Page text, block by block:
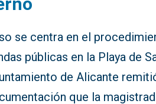
se centra en el
públicas en la Playa de
de Alicante
que la